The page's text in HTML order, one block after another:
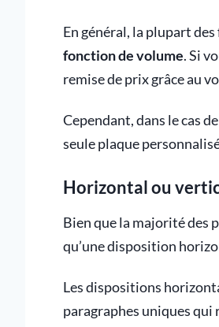
En général, la plupart
fonction de volume. Si
remise de prix grâce au
Cependant, dans le cas
seule plaque
Horizontal ou
Bien que la majorité des
qu’une disposition
Les dispositions
paragraphes uniques